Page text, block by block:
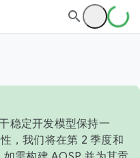
稳定开发模型保持一
，我们将在第 2 季度和